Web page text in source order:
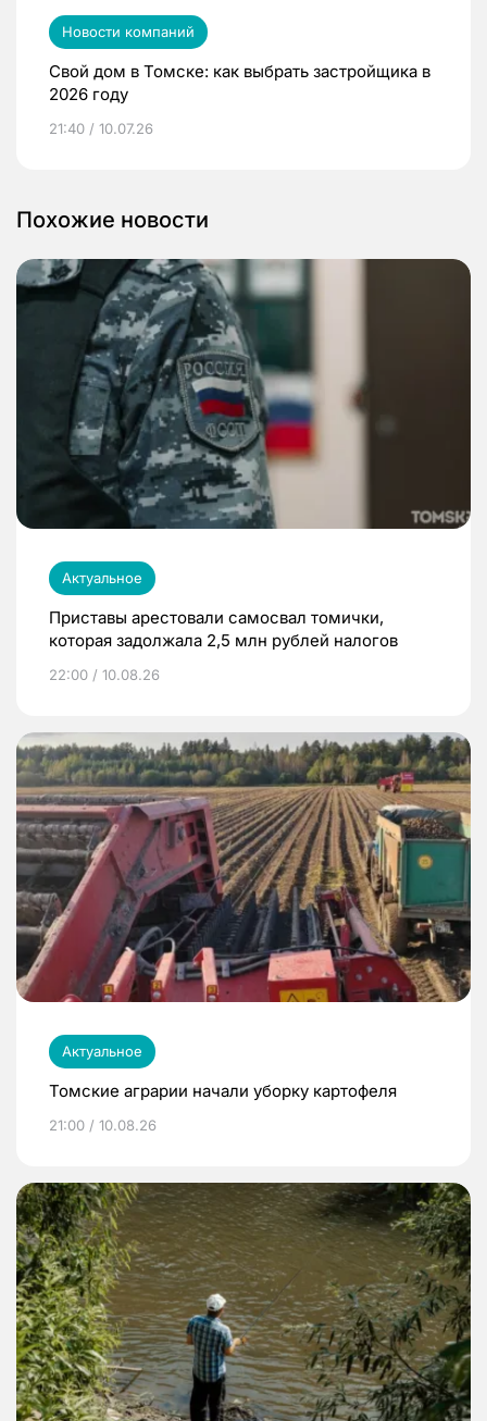
Новости компаний
Свой дом в Томске: как выбрать застройщика в
2026 году
21:40 / 10.07.26
Похожие новости
Актуальное
Приставы арестовали самосвал томички,
которая задолжала 2,5 млн рублей налогов
22:00 / 10.08.26
Актуальное
Томские аграрии начали уборку картофеля
21:00 / 10.08.26